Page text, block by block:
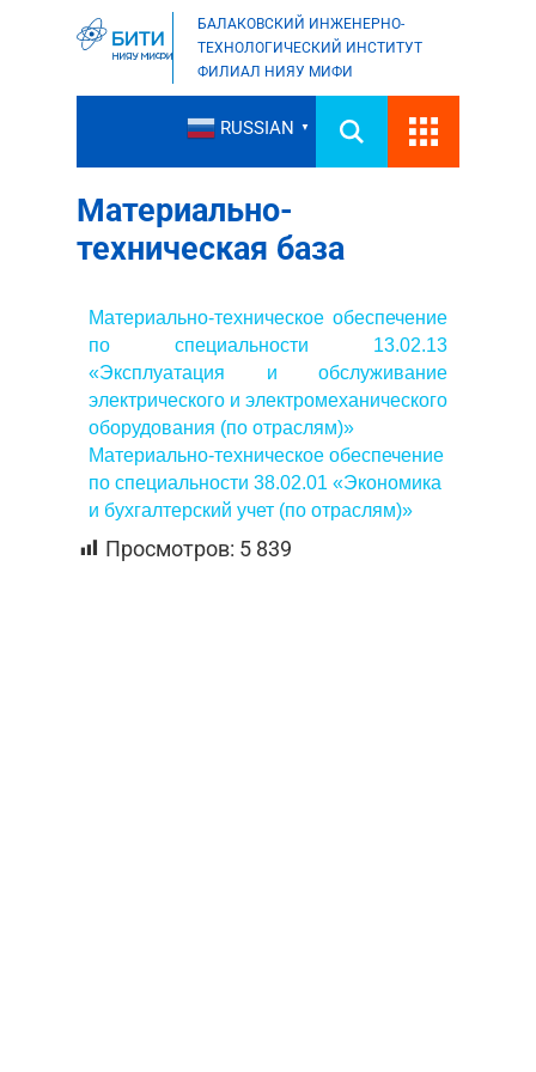
БАЛАКОВСКИЙ ИНЖЕНЕРНО-
ТЕХНОЛОГИЧЕСКИЙ ИНСТИТУТ
ФИЛИАЛ НИЯУ МИФИ
RUSSIAN ▼
Материально-
техническая база
Материально-техническое обеспечение
по специальности 13.02.13
«Эксплуатация и обслуживание
электрического и электромеханического
оборудования (по отраслям)»
Материально-техническое обеспечение
по специальности 38.02.01 «Экономика
и бухгалтерский учет (по отраслям)»
Просмотров: 5 839